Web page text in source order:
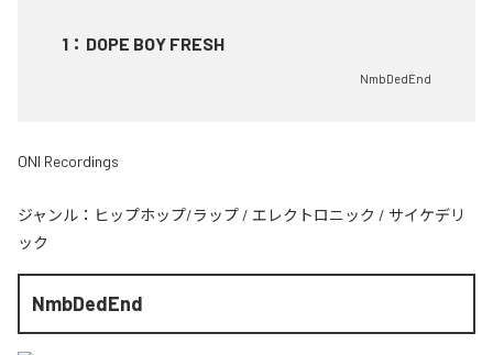
1 ： DOPE BOY FRESH
NmbDedEnd
ONI Recordings
ジャンル： ヒップホップ/ラップ / エレクトロニック / サイケデリ
ック
NmbDedEnd